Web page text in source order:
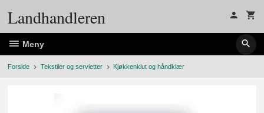
Landhandleren
Meny
Forside Tekstiler og servietter Kjøkkenklut og håndklær